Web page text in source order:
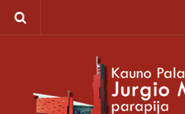
Įkūrimas